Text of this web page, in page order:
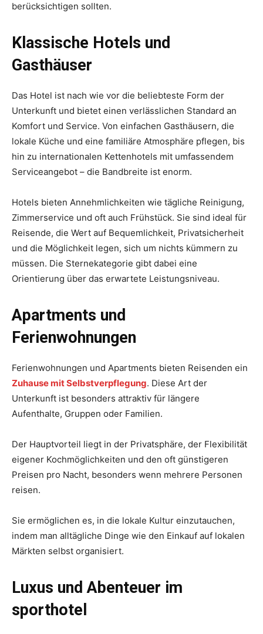
berücksichtigen sollten.
Klassische Hotels und
Gasthäuser
Das Hotel ist nach wie vor die beliebteste Form der
Unterkunft und bietet einen verlässlichen Standard an
Komfort und Service. Von einfachen Gasthäusern, die
lokale Küche und eine familiäre Atmosphäre pflegen, bis
hin zu internationalen Kettenhotels mit umfassendem
Serviceangebot – die Bandbreite ist enorm.
Hotels bieten Annehmlichkeiten wie tägliche Reinigung,
Zimmerservice und oft auch Frühstück. Sie sind ideal für
Reisende, die Wert auf Bequemlichkeit, Privatsicherheit
und die Möglichkeit legen, sich um nichts kümmern zu
müssen. Die Sternekategorie gibt dabei eine
Orientierung über das erwartete Leistungsniveau.
Apartments und
Ferienwohnungen
Ferienwohnungen und Apartments bieten Reisenden ein
Zuhause mit Selbstverpflegung. Diese Art der
Unterkunft ist besonders attraktiv für längere
Aufenthalte, Gruppen oder Familien.
Der Hauptvorteil liegt in der Privatsphäre, der Flexibilität
eigener Kochmöglichkeiten und den oft günstigeren
Preisen pro Nacht, besonders wenn mehrere Personen
reisen.
Sie ermöglichen es, in die lokale Kultur einzutauchen,
indem man alltägliche Dinge wie den Einkauf auf lokalen
Märkten selbst organisiert.
Luxus und Abenteuer im
sporthotel